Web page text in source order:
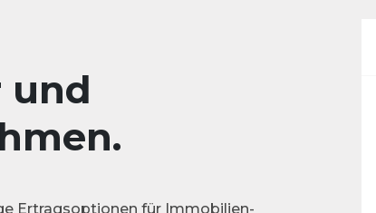
und
Ertragsoptionen für Immobilien-